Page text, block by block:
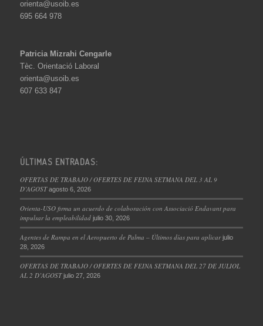
orienta@usoib.es
695 664 978
Patricia Mizrahi Cengarle
Tèc. Orientació Laboral
orienta@usoib.es
607 633 847
ÚLTIMAS ENTRADAS:
OFERTAS DE TRABAJO / OFERTES DE FEINA SETMANA DEL 3 AL 9
D’AGOST agosto 6, 2026
Orienta-USO firma un acuerdo de colaboración con Associació Endavant para
impulsar la empleabilidad julio 30, 2026
Agentes de Rampa en el Aeropuerto de Palma – Últimos días para aplicar julio
28, 2026
OFERTAS DE TRABAJO / OFERTES DE FEINA SETMANA DEL 27 DE JULIOL
AL 2 D’AGOST julio 27, 2026